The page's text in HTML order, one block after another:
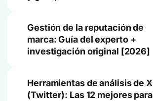
Gestión de la reputación de
marca: Guía del experto +
investigación original [2026]
Herramientas de análisis de X
(Twitter): Las 12 mejores para